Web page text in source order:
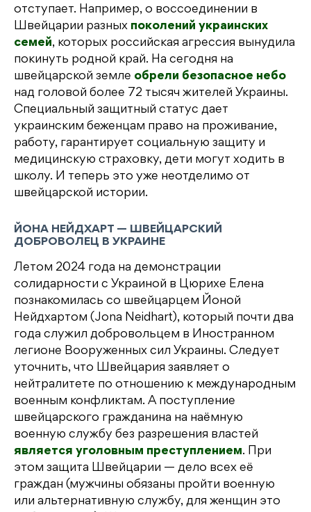
отступает. Например, о воссоединении в
Швейцарии разных поколений украинских
семей, которых российская агрессия вынудила
покинуть родной край. На сегодня на
швейцарской земле обрели безопасное небо
над головой более 72 тысяч жителей Украины.
Специальный защитный статус дает
украинским беженцам право на проживание,
работу, гарантирует социальную защиту и
медицинскую страховку, дети могут ходить в
школу. И теперь это уже неотделимо от
швейцарской истории.
ЙОНА НЕЙДХАРТ — ШВЕЙЦАРСКИЙ
ДОБРОВОЛЕЦ В УКРАИНЕ
Летом 2024 года на демонстрации
солидарности с Украиной в Цюрихе Елена
познакомилась со швейцарцем Йоной
Нейдхартом (Jona Neidhart), который почти два
года служил добровольцем в Иностранном
легионе Вооруженных сил Украины. Следует
уточнить, что Швейцария заявляет о
нейтралитете по отношению к международным
военным конфликтам. А поступление
швейцарского гражданина на наёмную
военную службу без разрешения властей
является уголовным преступлением. При
этом защита Швейцарии — дело всех её
граждан (мужчины обязаны пройти военную
или альтернативную службу, для женщин это